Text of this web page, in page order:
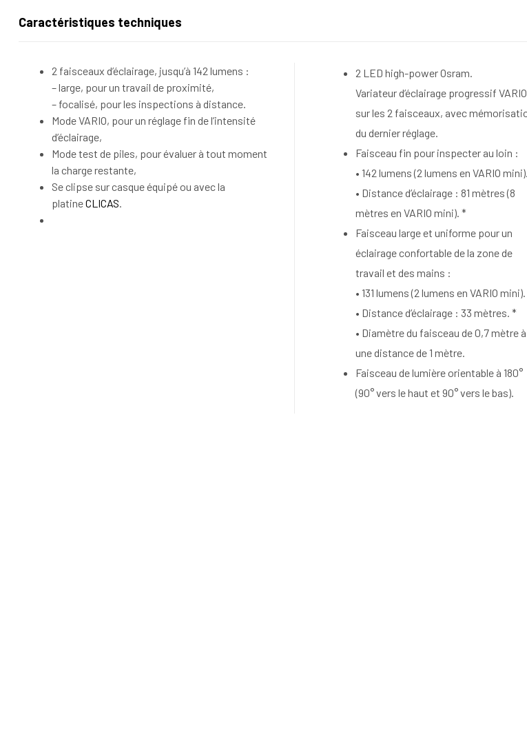
Caractéristiques techniques
2 faisceaux d’éclairage, jusqu’à 142 lumens :
– large, pour un travail de proximité,
– focalisé, pour les inspections à distance.
Mode VARIO, pour un réglage fin de l’intensité
d’éclairage,
Mode test de piles, pour évaluer à tout moment
la charge restante,
Se clipse sur casque équipé ou avec la
platineCLICAS.
2 LED high-power Osram.
Variateur d’éclairage progressif VARIO
sur les 2 faisceaux, avec
du dernier réglage.
Faisceau fin pour inspecter au loin :
• 142 lumens (2 lumens en VARIO
• Distance d’éclairage : 81 mètres (8
mètres en VARIO mini). *
Faisceau large et uniforme pour un
éclairage confortable de la zone de
travail et des mains :
• 131 lumens (2 lumens en VARIO
• Distance d’éclairage : 33 mètres. *
• Diamètre du faisceau de 0,7 mètre à
une distance de 1 mètre.
Faisceau de lumière orientable à 180°
(90° vers le haut et 90° vers le bas).